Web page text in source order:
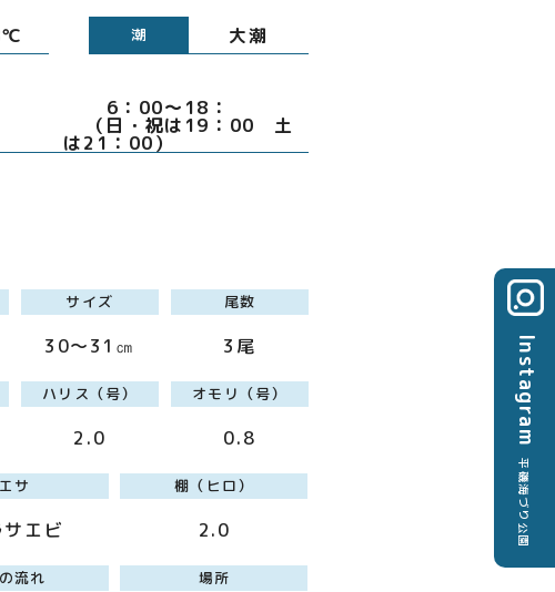
潮 大潮
6：00～18：
日・祝は19：00 土
は21：00）
サイズ
30～31㎝
尾数
3尾
ハリス（号）
2.0
オモリ（号）
0.8
エサ
サエビ
棚（ヒロ）
2.0
流れ 場所
Instagram
平磯海づり公園